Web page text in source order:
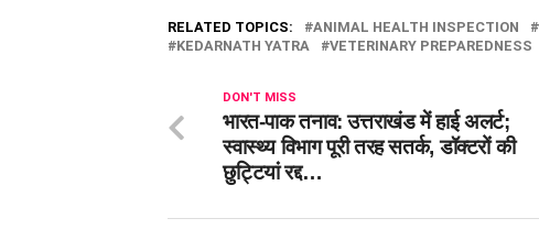
RELATED TOPICS: ANIMAL HEALTH INSPECTION
KEDARNATH YATRA
VETERINARY PREPAREDNESS
DON'T MISS
भारत-पाक तनाव: उत्तराखंड में हाई अलर्ट;
स्वास्थ्य विभाग पूरी तरह सतर्क, डॉक्टरों की
छुट्टियां रद्द…